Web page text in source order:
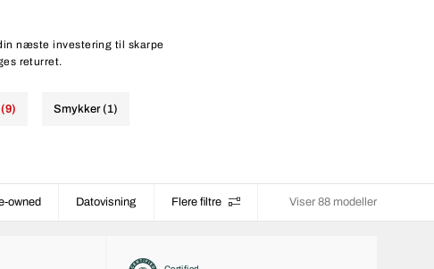
næste investering til skarpe
returret.
Smykker (1)
owned Datovisning Flere filtre Viser 88 modeller